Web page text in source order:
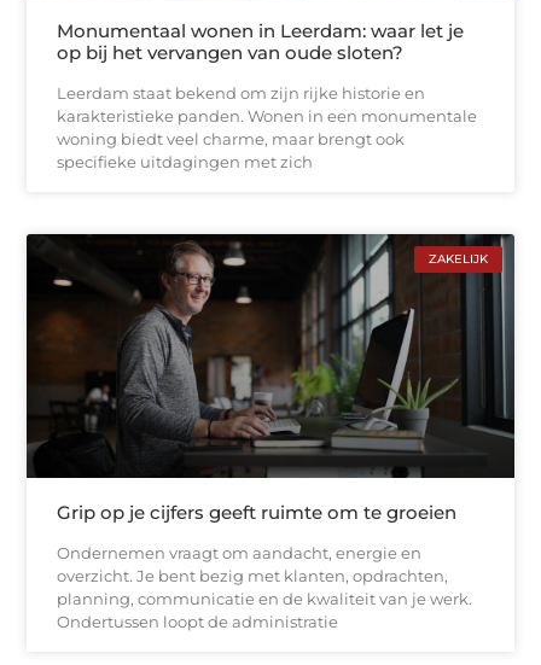
Monumentaal wonen in Leerdam: waar let je
op bij het vervangen van oude sloten?
Leerdam staat bekend om zijn rijke historie en
karakteristieke panden. Wonen in een monumentale
woning biedt veel charme, maar brengt ook
specifieke uitdagingen met zich
ZAKELIJK
Grip op je cijfers geeft ruimte om te groeien
Ondernemen vraagt om aandacht, energie en
overzicht. Je bent bezig met klanten, opdrachten,
planning, communicatie en de kwaliteit van je werk.
Ondertussen loopt de administratie